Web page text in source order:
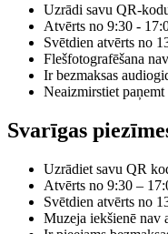
Uzrādi savu QR-
Atvērts no 9:30 -
Svētdien atvērts no
Flešfotografēšana
Ir bezmaksas
Neaizmirstiet
Svarīgas
Uzrādiet savu QR
Atvērts no 9:30 –
Svētdien atvērts no
Muzeja iekšienē nav